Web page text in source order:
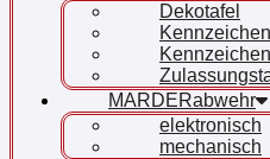
Dekotafel
MARDERabwehr
elektronisch
mechanisch